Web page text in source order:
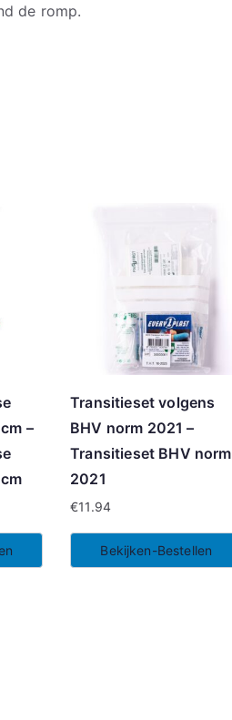
de romp.
–
Transitieset volgens
BHV norm 2021 –
Transitieset BHV norm
2021
€11.94
Bekijken-Bestellen